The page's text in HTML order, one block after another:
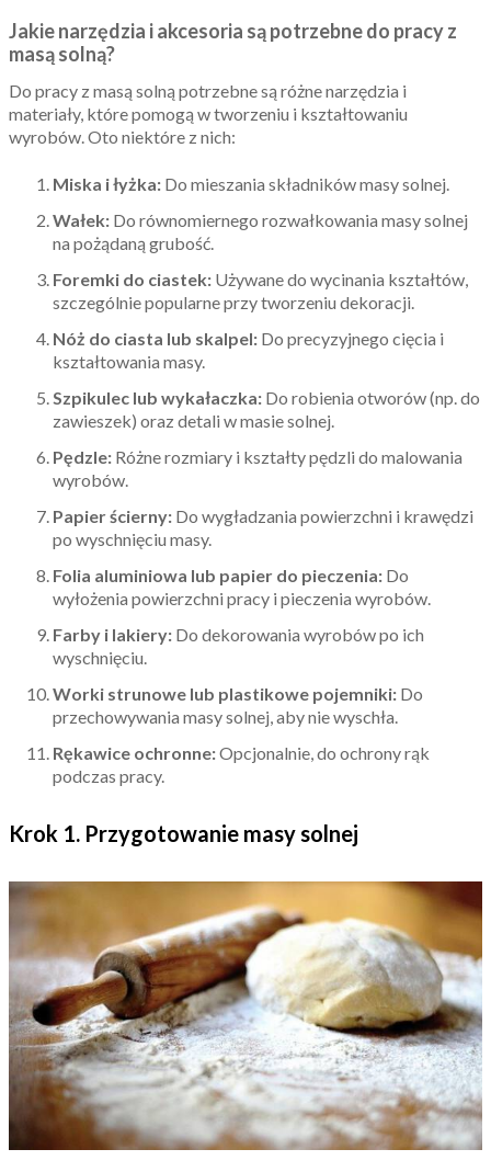
Jakie narzędzia i akcesoria są potrzebne do pracy z
masą solną?
Do pracy z masą solną potrzebne są różne narzędzia i
materiały, które pomogą w tworzeniu i kształtowaniu
wyrobów. Oto niektóre z nich:
Miska i łyżka: Do mieszania składników masy solnej.
Wałek: Do równomiernego rozwałkowania masy solnej
na pożądaną grubość.
Foremki do ciastek: Używane do wycinania kształtów,
szczególnie popularne przy tworzeniu dekoracji.
Nóż do ciasta lub skalpel: Do precyzyjnego cięcia i
kształtowania masy.
Szpikulec lub wykałaczka: Do robienia otworów (np. do
zawieszek) oraz detali w masie solnej.
Pędzle: Różne rozmiary i kształty pędzli do malowania
wyrobów.
Papier ścierny: Do wygładzania powierzchni i krawędzi
po wyschnięciu masy.
Folia aluminiowa lub papier do pieczenia: Do
wyłożenia powierzchni pracy i pieczenia wyrobów.
Farby i lakiery: Do dekorowania wyrobów po ich
wyschnięciu.
Worki strunowe lub plastikowe pojemniki: Do
przechowywania masy solnej, aby nie wyschła.
Rękawice ochronne:Opcjonalnie, do ochrony rąk
podczas pracy.
Krok 1. Przygotowanie masy solnej